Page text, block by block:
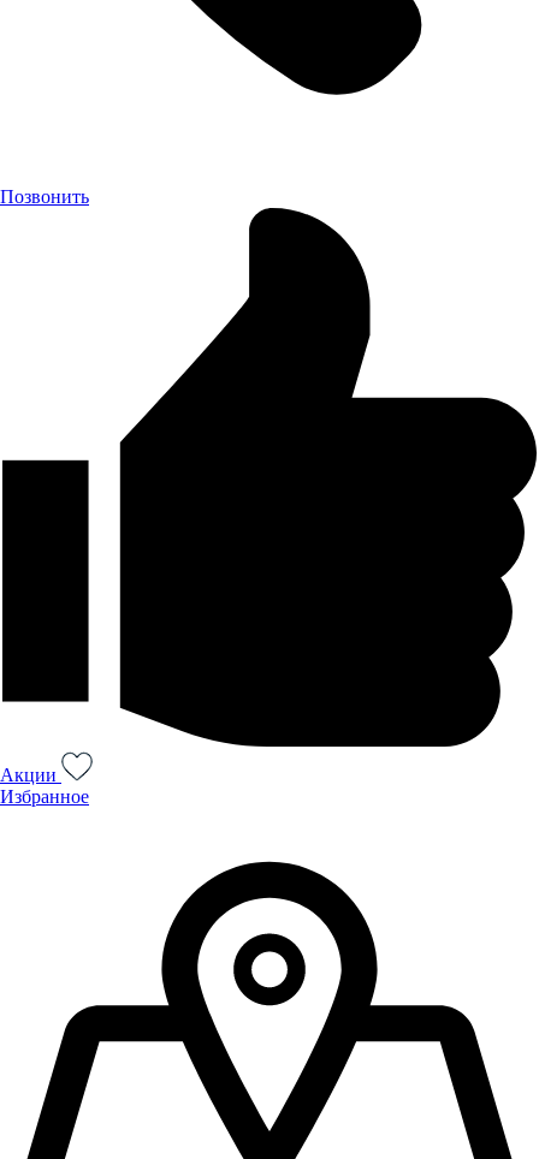
Позвонить
Акции
Избранное